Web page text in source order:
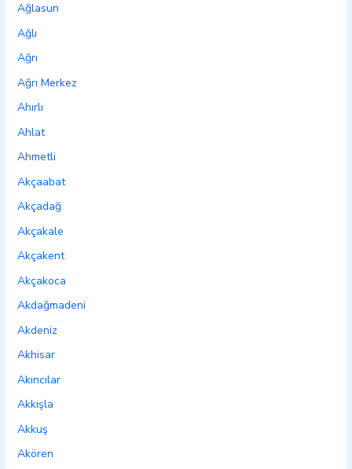
Ağlasun
Ağlı
Ağrı
Ağrı Merkez
Ahırlı
Ahlat
Ahmetli
Akçaabat
Akçadağ
Akçakale
Akçakent
Akçakoca
Akdağmadeni
Akdeniz
Akhisar
Akıncılar
Akkışla
Akkuş
Akören